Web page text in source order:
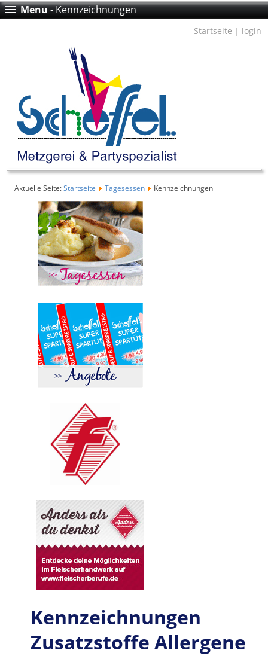
Menu- Kennzeichnungen
Startseite | login
Aktuelle Seite: Startseite Tagesessen Kennzeichnungen
Kennzeichnungen
Zusatzstoffe Allergene